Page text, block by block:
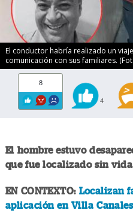
El conductor habría realizado un
comunicación con sus familiares.
8
4
El hombre estuvo
que fue localizado sin
EN CONTEXTO:Localizan
aplicación en Villa Canales